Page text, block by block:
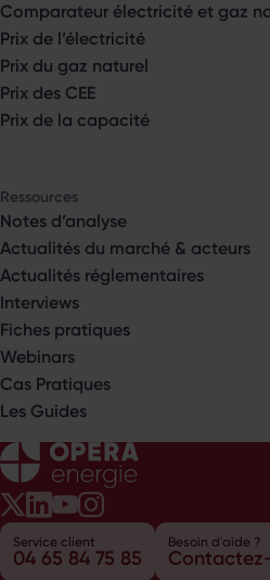
Comparateur électricité et gaz
Prix de l’électricité
Prix du gaz naturel
Prix des CEE
Prix de la capacité
Ressources
Notes d’analyse
Actualités du marché & acteurs
Actualités réglementaires
Interviews
Fiches pratiques
Webinars
Cas Pratiques
Les Guides
Opéra Énergie sur
Opéra Énergie sur
Opéra Énergie
Opéra Énergie
Service client
04 65 84 75 85
Besoin d'aide ?